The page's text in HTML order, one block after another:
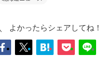
よかったらシェアしてね！